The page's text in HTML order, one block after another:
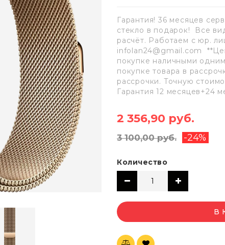
Гарантия! 36 месяцев
стекло в подарок! Все
расчёт. Работаем с юр.
infolan24@gmail.com
покупке наличными
покупке товара в
рассрочки. Точную
Гарантия 12 месяцев+24
2 356,90 руб.
3 100,00 руб. -24%
Количество
В